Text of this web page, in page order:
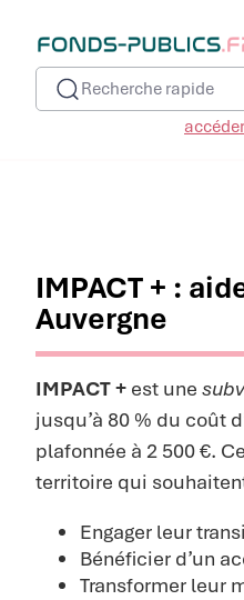
Recherche rapide
IMPACT + :
Auvergne
IMPACT + est une
jusqu’à 80 % du coût
plafonnée à 2 500 €.
territoire qui
Engager leur
Bénéficier d’un
Transformer leur